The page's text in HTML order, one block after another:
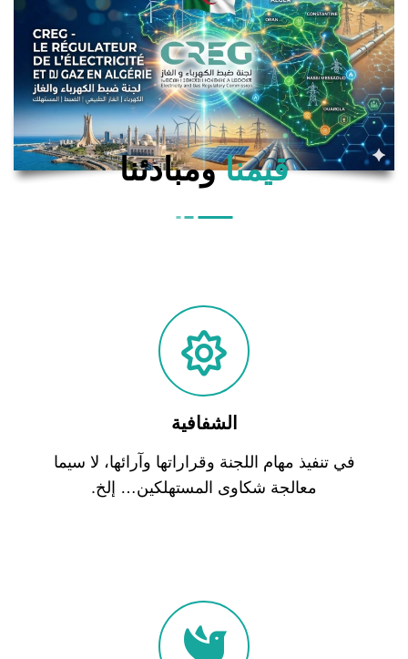
قيمناومبادئنا
الشفافية
في تنفيذ مهام اللجنة وقراراتها وآرائها، لا سيما
معالجة شكاوى المستهلكين… إلخ.